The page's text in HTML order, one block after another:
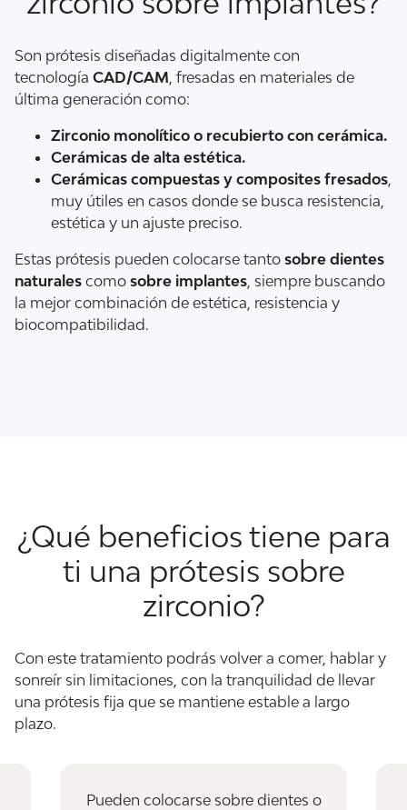
Son prótesis diseñadas digitalmente con
tecnología CAD/CAM , fresadas en materiales de
última generación como:
Zirconio monolítico o recubierto con cerámica.
Cerámicas de alta estética.
Cerámicas compuestas y composites fresados
muy útiles en casos donde se busca resistencia,
estética y un ajuste preciso.
Estas prótesis pueden colocarse tanto sobre dientes
naturales como sobre implantes , siempre buscando
la mejor combinación de estética, resistencia y
biocompatibilidad.
¿Qué beneficios tiene para
ti una prótesis sobre
zirconio?
Con este tratamiento podrás volver a comer, hablar y
sonreír sin limitaciones, con la tranquilidad de llevar
una prótesis fija que se mantiene estable a largo
plazo.
Pueden colocarse sobre dientes o